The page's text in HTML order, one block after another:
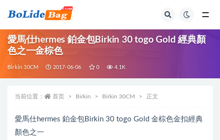
愛馬仕hermes 鉑金包Birkin 30 togo Gold 經典顏
色之一金棕色
Birkin 30CM 2017-06-06 0 4.1K
当前位置： 首页 Birkin Birkin 30CM 正文
愛馬仕hermes 鉑金包Birkin 30 togo Gold 金棕色金扣經典
顏色之一